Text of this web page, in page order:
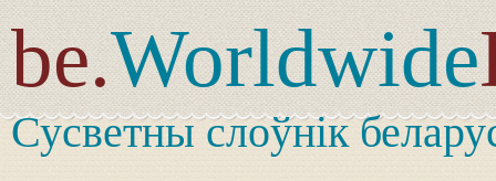
be.Worldwide
Сусветны слоўнік